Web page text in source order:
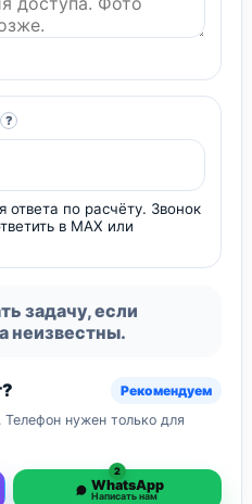
?
по расчёту. Звонок
в MAX или
задачу, если
неизвестны.
Рекомендуем
нужен только для
2
WhatsApp
Написать нам